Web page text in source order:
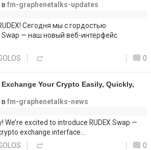
в fm-graphenetalks-updates
Сегодня мы с гордостью
Swap — наш новый веб-интерфейс
0
Exchange Your Crypto Easily, Quickly,
в fm-graphenetalks-news
We’re excited to introduce RUDEX Swap —
exchange interface…
0